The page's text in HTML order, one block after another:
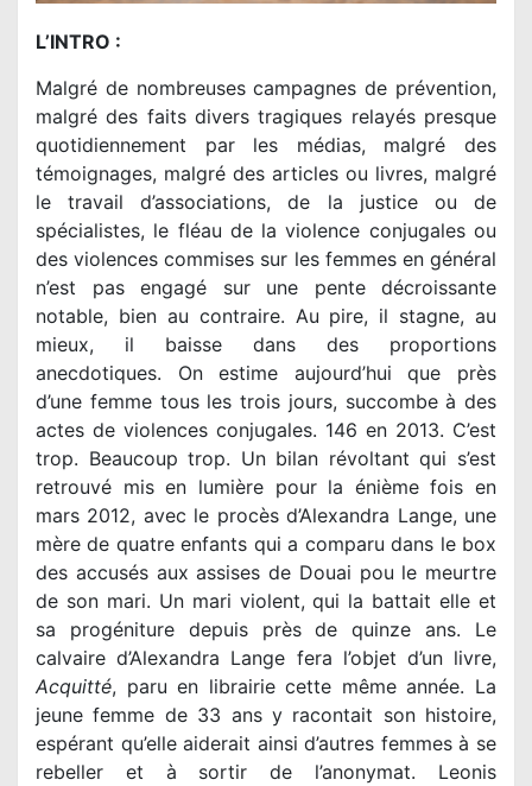
L’INTRO :
Malgré de nombreuses campagnes de prévention,
malgré des faits divers tragiques relayés presque
quotidiennement par les médias, malgré des
témoignages, malgré des articles ou livres, malgré
le travail d’associations, de la justice ou de
spécialistes, le fléau de la violence conjugales ou
des violences commises sur les femmes en général
n’est pas engagé sur une pente décroissante
notable, bien au contraire. Au pire, il stagne, au
mieux, il baisse dans des proportions
anecdotiques. On estime aujourd’hui que près
d’une femme tous les trois jours, succombe à des
actes de violences conjugales. 146 en 2013. C’est
trop. Beaucoup trop. Un bilan révoltant qui s’est
retrouvé mis en lumière pour la énième fois en
mars 2012, avec le procès d’Alexandra Lange, une
mère de quatre enfants qui a comparu dans le box
des accusés aux assises de Douai pou le meurtre
de son mari. Un mari violent, qui la battait elle et
sa progéniture depuis près de quinze ans. Le
calvaire d’Alexandra Lange fera l’objet d’un livre,
Acquitté, paru en librairie cette même année. La
jeune femme de 33 ans y racontait son histoire,
espérant qu’elle aiderait ainsi d’autres femmes à se
rebeller et à sortir de l’anonymat. Leonis